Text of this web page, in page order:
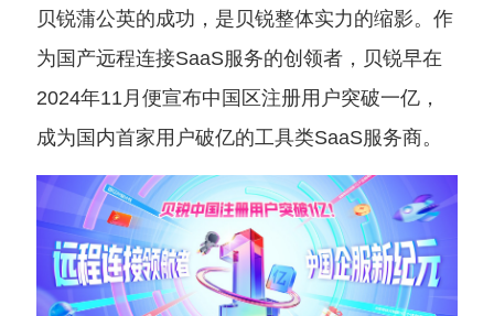
贝锐蒲公英的成功，是贝锐整体实力的缩影。作
为国产远程连接SaaS服务的创领者，贝锐早在
2024年11月便宣布中国区注册用户突破一亿，
成为国内首家用户破亿的工具类SaaS服务商。